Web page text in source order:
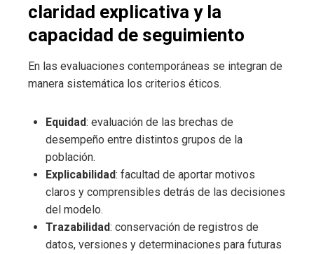
claridad explicativa y la
capacidad de seguimiento
En las evaluaciones contemporáneas se integran de
manera sistemática los criterios éticos.
Equidad: evaluación de las brechas de
desempeño entre distintos grupos de la
población.
Explicabilidad: facultad de aportar motivos
claros y comprensibles detrás de las decisiones
del modelo.
Trazabilidad: conservación de registros de
datos, versiones y determinaciones para futuras